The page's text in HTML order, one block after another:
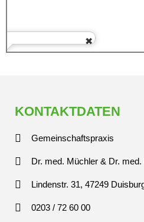
KONTAKTDATEN
Gemeinschaftspraxis
Dr. med. Müchler & Dr.
Lindenstr. 31, 47249
0203 / 72 60 00